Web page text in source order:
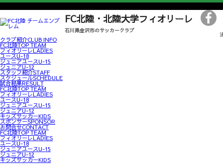
FC北陸・北陸大学フィオリーレ
石川県金沢市のサッカークラブ
クラブ紹介CLUB INFO
FC北陸TOP TEAM
フィオリーレLADIES
ユースU-18
ジュニアユースU-15
ジュニアU-12
スタッフ紹介STAFF
スケジュールSCHEDULE
試合結果RESULT
FC北陸TOP TEAM
フィオリーレLADIES
ユースU-18
ジュニアユースU-15
ジュニアU-12
キッズサッカーKIDS
スポンサーSPONSOR
お問合せCONTACT
FC北陸TOP TEAM
フィオリーレLADIES
ユースU-18
ジュニアユースU-15
ジュニアU-12
キッズサッカーKIDS